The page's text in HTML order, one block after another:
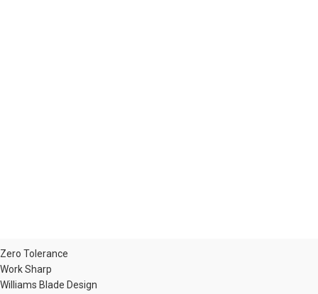
Zero Tolerance
Work Sharp
Williams Blade Design